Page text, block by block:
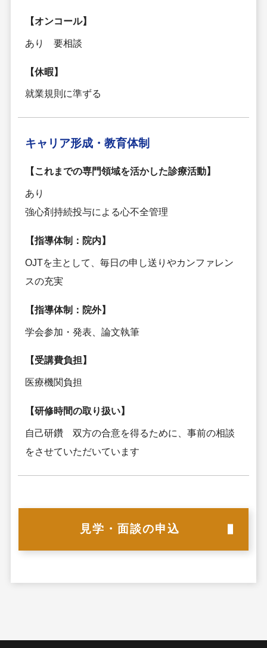
【オンコール】
あり 要相談
【休暇】
就業規則に準ずる
キャリア形成・ 教育体制
【これまでの専門領域を活かした診療活動】
あり
強心剤持続投与による心不全管理
【指導体制：院内】
OJTを主として、毎日の申し送りやカンファレン
スの充実
【指導体制：院外】
学会参加・発表、論文執筆
【受講費負担】
医療機関負担
【研修時間の取り扱い】
自己研鑽 双方の合意を得るために、事前の相談
をさせていただいています
見学・面談の申込